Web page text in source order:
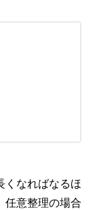
くなればなるほ
任意整理の場合